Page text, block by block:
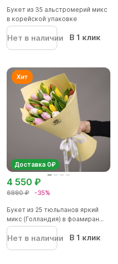
Букет из 35 альстромерий микс
в корейской упаковке
Нет в наличии В 1 клик
Доставка 0₽
6990 ₽ -35%
4 550 ₽
Букет из 25 тюльпанов яркий
микс (Голландия) в фоамиран...
Нет в наличии В 1 клик